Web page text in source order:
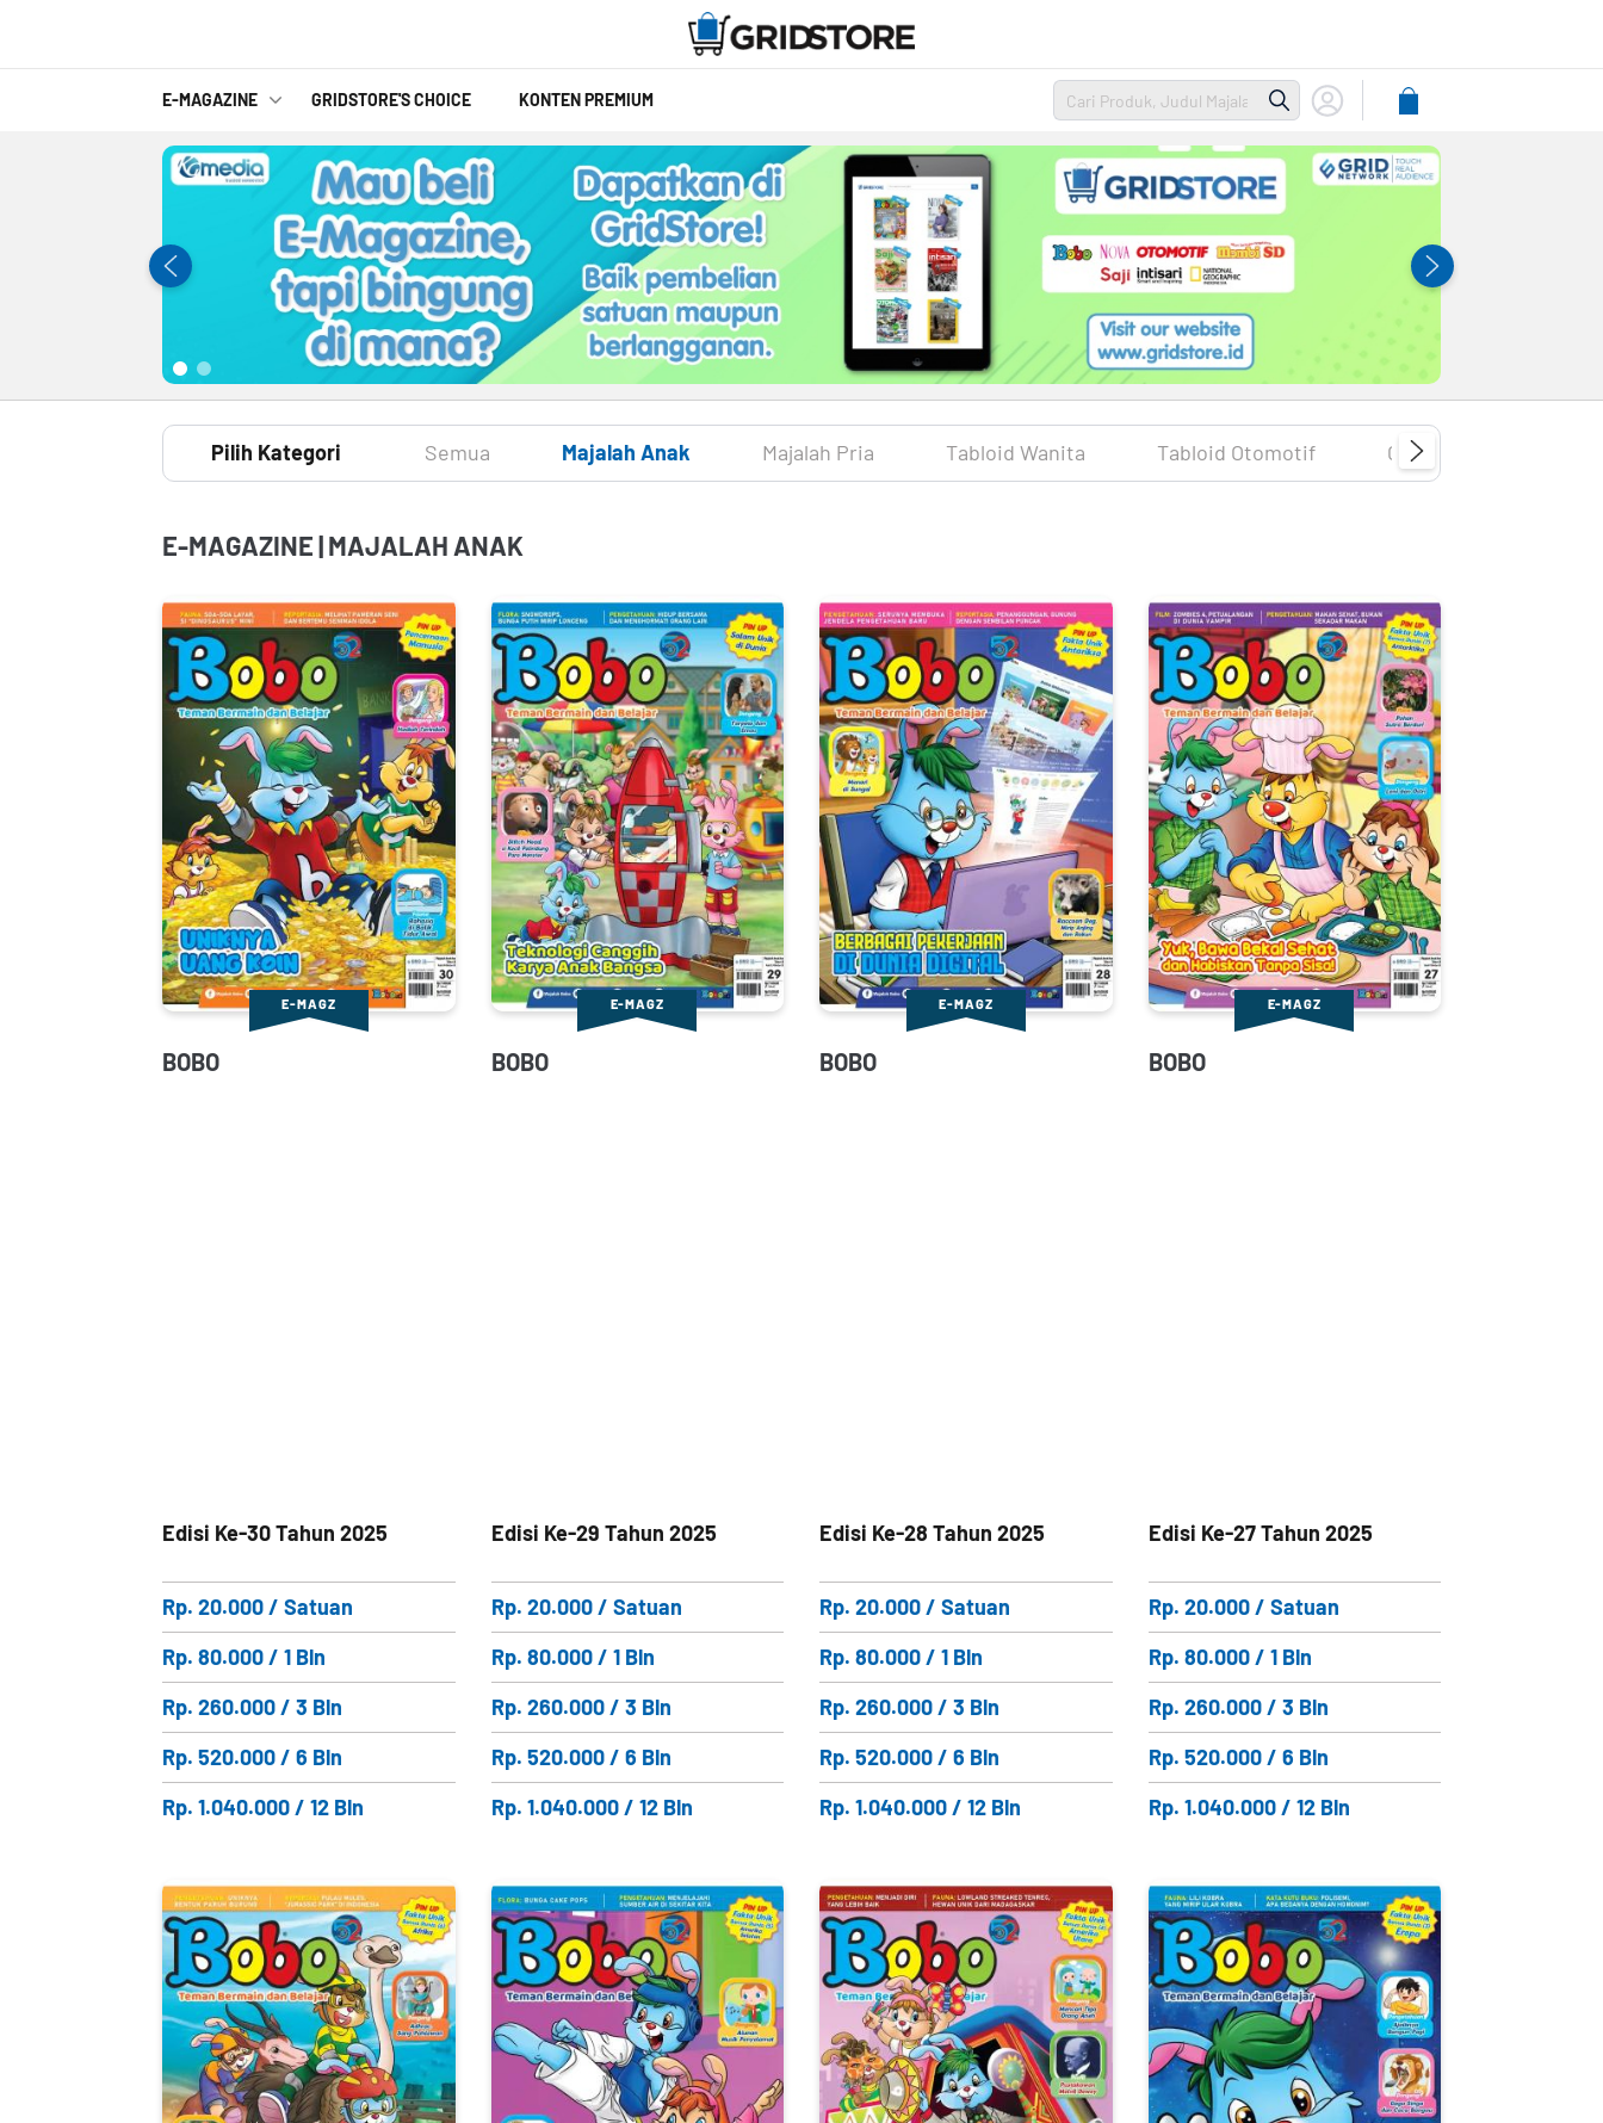
E-MAGAZINE GRIDSTORE'S CHOICE KONTEN PREMIUM
Lihat
Pilih Kategori Semua Majalah Anak Majalah Pria Tabloid Wanita Tabloid Otomotif Cooking
E-MAGAZINE | MAJALAH ANAK
E-MAGZ
BOBO
Edisi Ke-30 Tahun 2025
Rp. 20.000 / Satuan
Rp. 80.000 / 1 Bln
Rp. 260.000 / 3 Bln
Rp. 520.000 / 6 Bln
Rp. 1.040.000 / 12 Bln
E-MAGZ
BOBO
Edisi Ke-29 Tahun 2025
Rp. 20.000 / Satuan
Rp. 80.000 / 1 Bln
Rp. 260.000 / 3 Bln
Rp. 520.000 / 6 Bln
Rp. 1.040.000 / 12 Bln
E-MAGZ
BOBO
Edisi Ke-28 Tahun 2025
Rp. 20.000 / Satuan
Rp. 80.000 / 1 Bln
Rp. 260.000 / 3 Bln
Rp. 520.000 / 6 Bln
Rp. 1.040.000 / 12 Bln
E-MAGZ
BOBO
Edisi Ke-27 Tahun 2025
Rp. 20.000 / Satuan
Rp. 80.000 / 1 Bln
Rp. 260.000 / 3 Bln
Rp. 520.000 / 6 Bln
Rp. 1.040.000 / 12 Bln